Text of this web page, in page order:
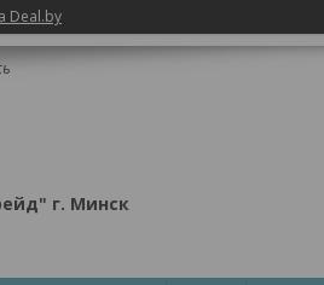
Deal.by
г. Минск